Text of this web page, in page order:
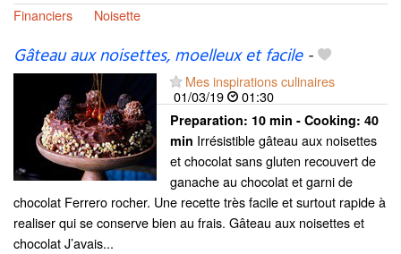
Financiers
Noisette
Gâteau aux noisettes, moelleux et facile-
Mes inspirations culinaires
01/03/19
01:30
Preparation: 10 min - Cooking: 40
min Irrésistible gâteau aux noisettes
et chocolat sans gluten recouvert de
ganache au chocolat et garni de
chocolat Ferrero rocher. Une recette très facile et surtout rapide à
realiser qui se conserve bien au frais. Gâteau aux noisettes et
chocolat J’avais...